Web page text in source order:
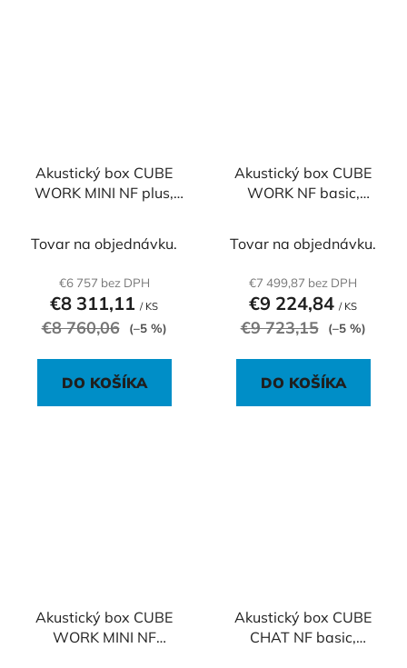
Akustický box CUBE
WORK MINI NF plus,
Tovar na objednávku.
€6 757 bez DPH
€8 311,11 / KS
€8 760,06 (–5 %)
DO KOŠÍKA
Akustický box CUBE
WORK NF basic,
Tovar na objednávku.
€7 499,87 bez DPH
€9 224,84 / KS
€9 723,15 (–5 %)
DO KOŠÍKA
Akustický box CUBE
WORK MINI NF
Akustický box CUBE
CHAT NF basic,